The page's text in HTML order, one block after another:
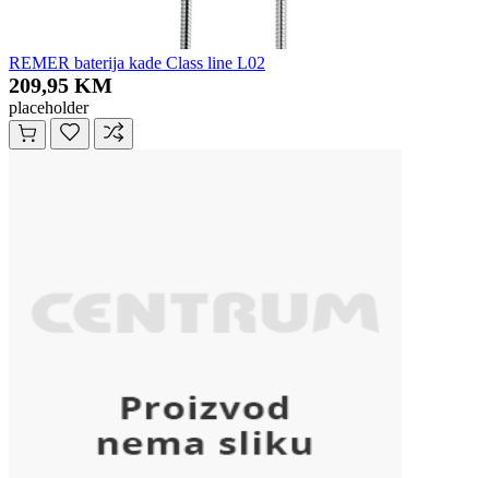
REMER baterija kade Class line L02
209,95 KM
placeholder